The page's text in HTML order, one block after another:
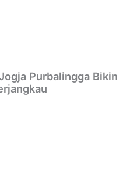
Purbalingga Bikin